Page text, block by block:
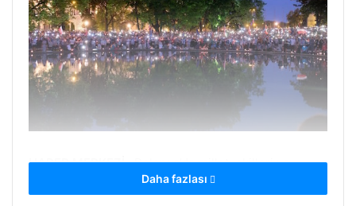
HABER MERKEZİ– Polonya’da milletvekilleri ve
Adalet Bakanına, yargı kurum ve üyelerine
Daha fazlası